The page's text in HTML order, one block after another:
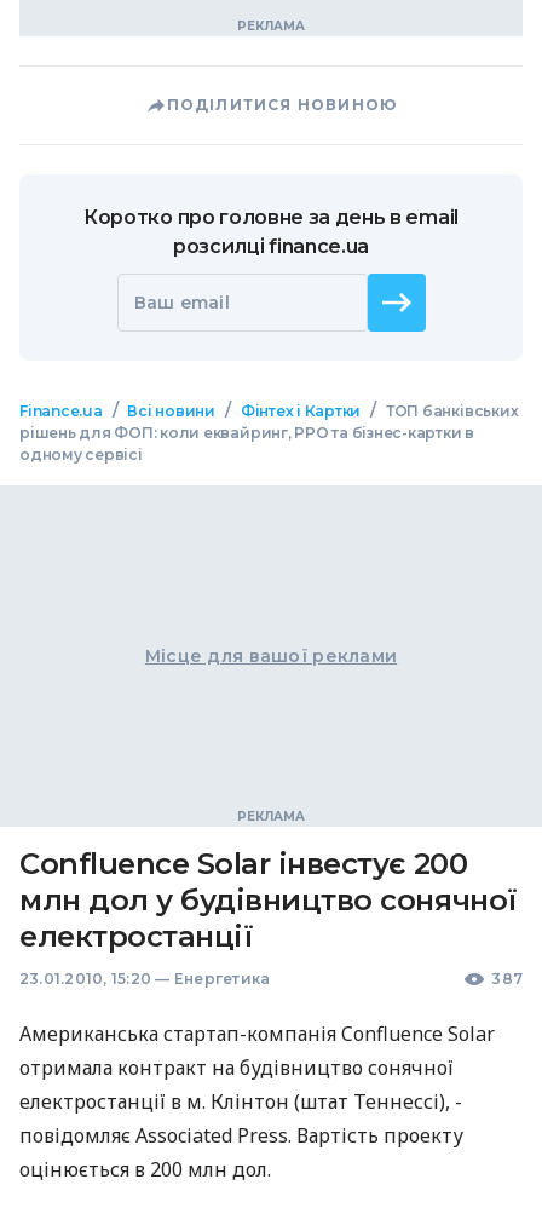
ПОДІЛИТИСЯ НОВИНОЮ
Коротко про головне за день в email
розсилці finance.ua
Ваш email
Finance.ua / Всі новини / Фінтех і Картки / ТОП банківських
рішень для ФОП: коли еквайринг, РРО та бізнес-картки в
одному сервісі
Місце для вашої реклами
Confluence Solar інвестує 200
млн дол у будівництво сонячної
електростанції
23.01.2010, 15:20 — Енергетика 387
Американська стартап-компанія Confluence Solar
отримала контракт на будівництво сонячної
електростанції в м. Клінтон (штат Теннессі), -
повідомляє Associated Press. Вартість проекту
оцінюється в 200 млн дол.